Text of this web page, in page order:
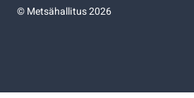
©Metsähallitus 2026